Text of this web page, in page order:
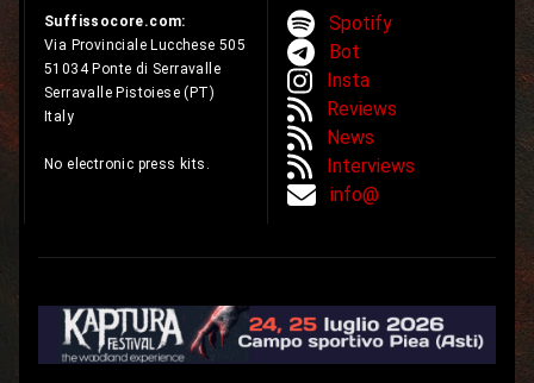
Suffissocore.com:
Via Provinciale Lucchese 505
51034 Ponte di Serravalle
Serravalle Pistoiese (PT)
Italy
No electronic press kits.
Spotify
Bot
Insta
Reviews
News
Interviews
info@